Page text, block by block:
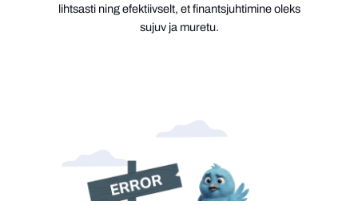
lihtsasti ning efektiivselt, et finantsjuhtimine oleks
sujuv ja muretu.